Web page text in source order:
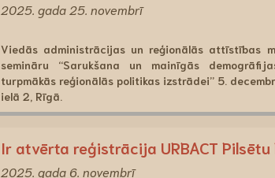
2025. gada 25. novembrī
Viedās administrācijas un reģionālās attīstības
semināru “Sarukšana un mainīgās
turpmākās reģionālās politikas izstrādei” 5.
ielā 2, Rīgā.
Ir atvērta reģistrācija URBACT
2025. gada 6. novembrī